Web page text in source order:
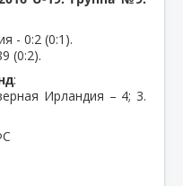
- 0:2 (0:1).
(0:2).
:
Ирландия – 4; 3.